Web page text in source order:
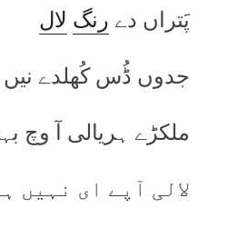
پَتراں دے رنگ لال
جدوں ڈُس کُھلدے نیں
ملکڑے ہریالی آ وچ
لالی آپے ای نہیں